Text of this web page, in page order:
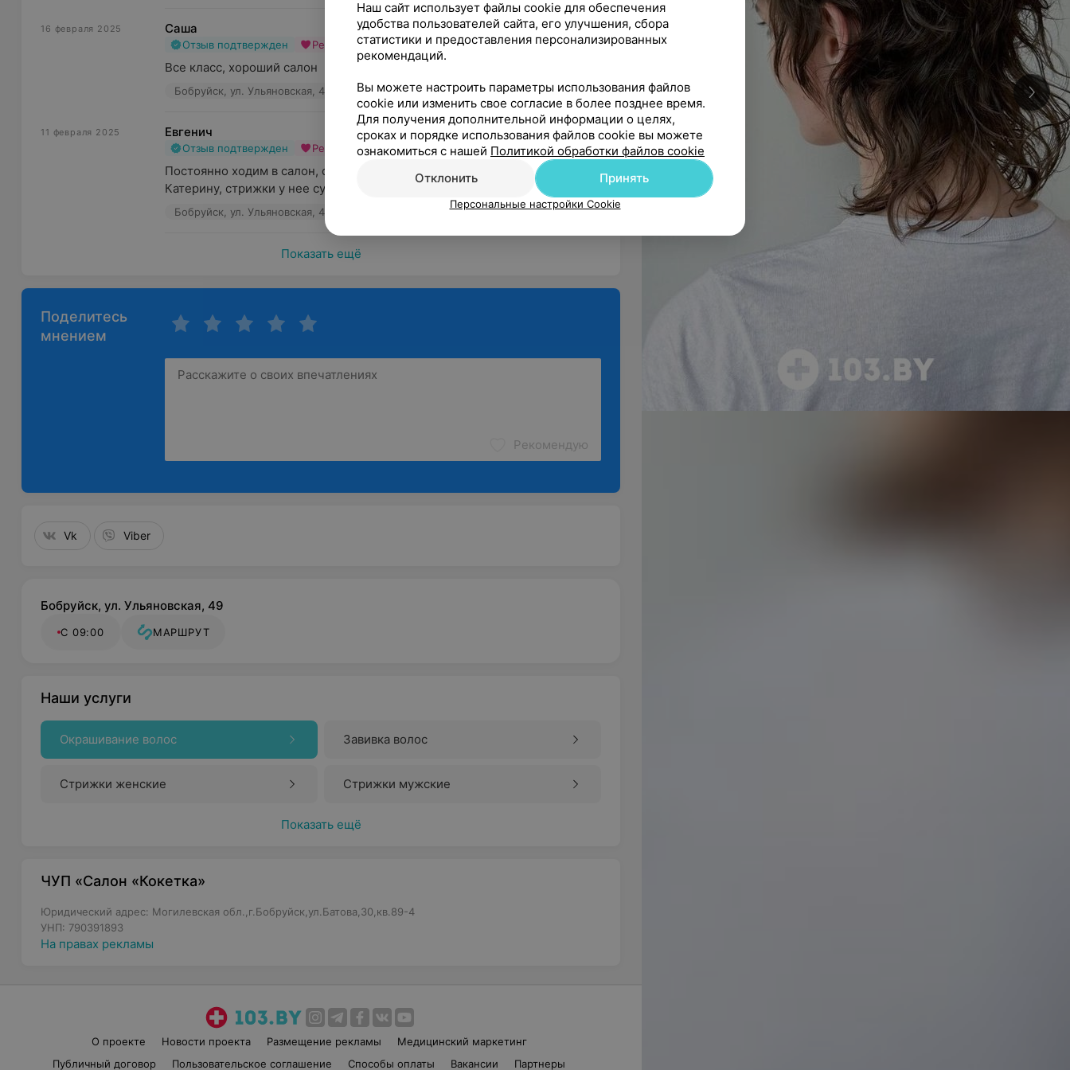
16 февраля 2025 Саша
Отзыв подтвержден Рекомендую
Все класс, хороший салон
Бобруйск, ул. Ульяновская, 49
11 февраля 2025 Евгенич
Отзыв подтвержден Рекомендую
Постоянно ходим в салон, очень нравится. Особенно рекомендую мастера
Катерину, стрижки у нее супер
Бобруйск, ул. Ульяновская, 49
Показать ещё
Поделитесь
мнением
Рекомендую
Vk Viber
Бобруйск, ул. Ульяновская, 49
С 09:00 МАРШРУТ
Наши услуги
Окрашивание волос Завивка волос
Стрижки женские Стрижки мужские
Показать ещё
ЧУП «Салон «Кокетка»
Юридический адрес: Могилевская обл.,г.Бобруйск,ул.Батова,30,кв.89-4
УНП: 790391893
На правах рекламы
О проекте Новости проекта Размещение рекламы
Медицинский маркетинг
Публичный договор
Пользовательское соглашение Способы оплаты Вакансии Партнеры
Наш сайт использует файлы cookie для обеспечения
удобства пользователей сайта, его улучшения, сбора
статистики и предоставления персонализированных
рекомендаций.
Вы можете настроить параметры использования файлов
cookie или изменить свое согласие в более позднее время.
Для получения дополнительной информации о целях,
сроках и порядке использования файлов cookie вы можете
ознакомиться с нашей Политикой обработки файлов cookie
Отклонить
Принять
Персональные настройки Cookie